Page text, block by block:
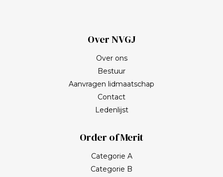
Over NVGJ
Over ons
Bestuur
Aanvragen lidmaatschap
Contact
Ledenlijst
Order of Merit
Categorie A
Categorie B